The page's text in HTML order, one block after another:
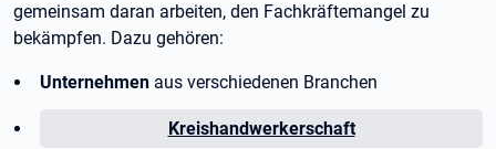
gemeinsam daran arbeiten, den Fachkräftemangel zu
bekämpfen. Dazu gehören:
Unternehmen aus verschiedenen Branchen
Kreishandwerkerschaft